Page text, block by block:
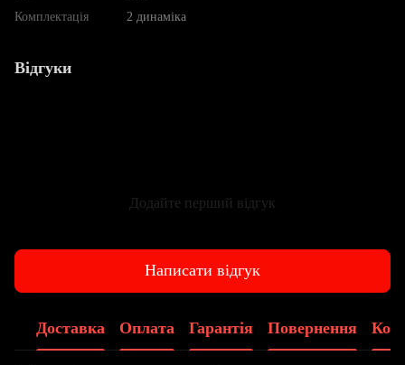
Комплектація
2 динаміка
Відгуки
Додайте перший відгук
Написати відгук
Доставка Оплата Гарантія Повернення